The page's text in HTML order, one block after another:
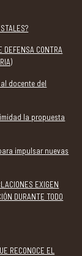
DEFENSA CONTRA
docente del
la propuesta
impulsar nuevas
EXIGEN
DURANTE TODO
RECONOCE EL